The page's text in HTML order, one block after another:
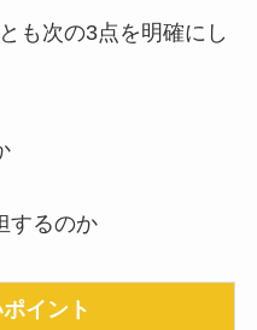
も次の3点を明確にし
するのか
イント